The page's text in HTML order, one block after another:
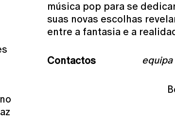
Contactos
música pop para se
suas novas escolhas
entre a fantasia e a